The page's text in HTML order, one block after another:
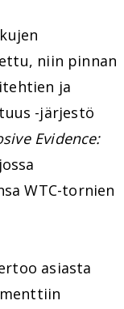
niin pinnan
ja
-järjestö
Evidence:
WTC-tornien
asiasta